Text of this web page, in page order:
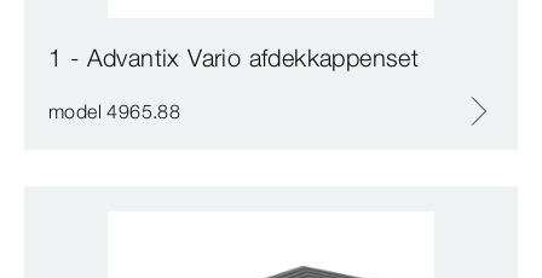
1 - Advantix Vario afdekkappenset
model 4965.88